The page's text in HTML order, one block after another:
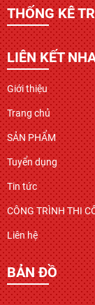
THỐNG KÊ
LIÊN KẾT
Giới thiệu
Trang chủ
SẢN PHẨM
Tuyển dụng
Tin tức
CÔNG TRÌNH THI
Liên hệ
BẢN ĐỒ